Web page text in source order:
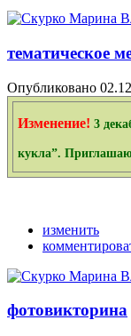
тематическое
Опубликовано
Изменение! 3
кукла”.
изменить
фотовикторина